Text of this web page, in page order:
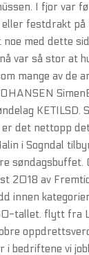
I fjor var
festdrakt på
med dette
var så stor at
mange av de
KETILSD.
det nettopp
i Sogndal
søndagsbuffet.
2018 av
innen
tallet. flytt fra
i bedriftene vi